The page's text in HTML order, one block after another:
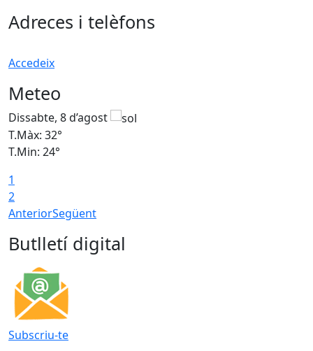
Adreces i telèfons
Accedeix
Meteo
Dissabte, 8 d’agost
T.Màx: 32°
T.Min: 24°
1
2
AnteriorSegüent
Butlletí digital
Subscriu-te